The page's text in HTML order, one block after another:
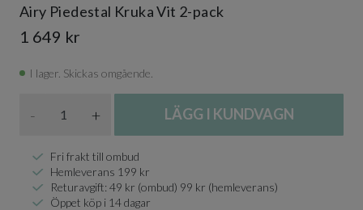
Airy Piedestal Kruka Vit 2-pack
1 649 kr
I lager. Skickas omgående.
- + LÄGG I KUNDVAGN
Fri frakt till ombud
Hemleverans 199 kr
Returavgift: 49 kr (ombud) 99 kr (hemleverans)
Öppet köp i 14 dagar